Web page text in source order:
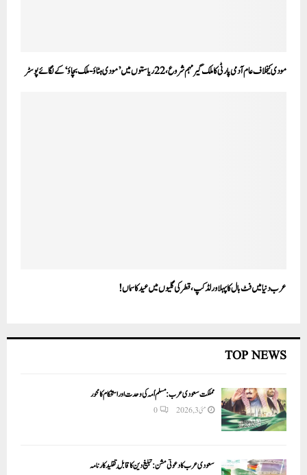
مودی کیخلاف عام آدمی پارٹی کا ملک گیر مہم شروع،22ریاستوں میں’مودی ہٹاؤ-ملک بچاؤ‘ کے لگائے پوسٹر
عرب دنیا میں فٹ بال کا پہلا ورلڈ کپ، قطر کی گلیوں میں عید کا سماں!
TOP NEWS
مملکت سعودی عرب: مسلم اُمہ کی وحدت اور استحکام کا محور
مئی 3, 2026 0
سعودی عرب کا دعوتی مشن: تبلیغ دین کا قابلِ تقلید کارنامہ